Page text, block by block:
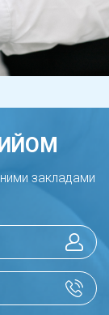
закладами